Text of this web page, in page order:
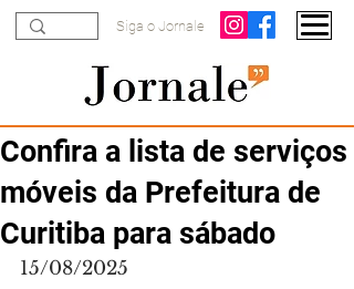
Siga o Jornale
Confira a lista de serviços
móveis da Prefeitura de
Curitiba para sábado
15/08/2025